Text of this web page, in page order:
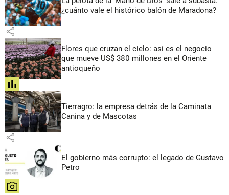
¿cuánto vale el histórico balón de Maradona?
share
Flores que cruzan el cielo: así es el negocio
que mueve US$ 380 millones en el Oriente
antioqueño
share
Tierragro: la empresa detrás de la Caminata
Canina y de Mascotas
share
El gobierno más corrupto: el legado de Gustavo
Petro
share